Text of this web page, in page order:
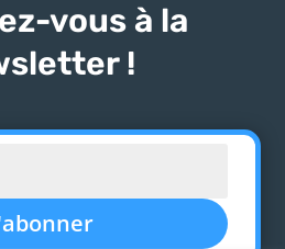
vous à la
!